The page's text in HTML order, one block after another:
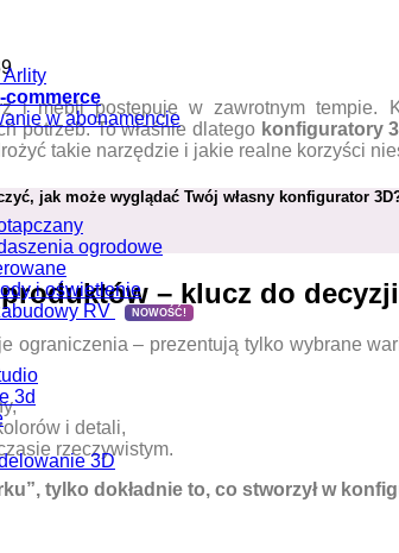
Arlity
commerce
w abonamencie
ogrodowe
i oświetlenie
RV
NOWOŚĆ!
3d
3D
i mebli postępuje w zawrotnym
potrzeb. To właśnie dlatego konfiguratory
takie narzędzie i jakie realne korzyści
jak może wyglądać Twój własny konfigurator
– klucz do
ograniczenia – prezentują tylko wybrane
i detali,
rzeczywistym.
tylko dokładnie to, co stworzył w